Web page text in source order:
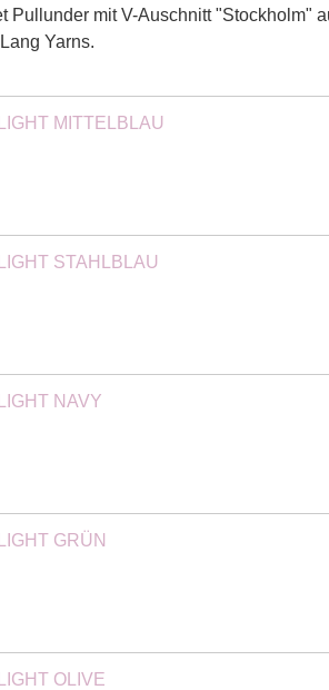
Pullunder mit V-Auschnitt "Stockholm"
Yarns.
MITTELBLAU
STAHLBLAU
NAVY
GRÜN
OLIVE